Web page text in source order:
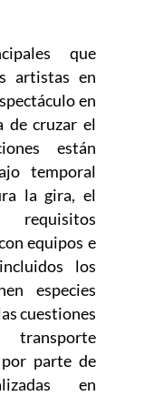
que
artistas en
en
de cruzar el
están
temporal
la gira, el
equipos e
los
especies
en nueva ventana
cuestiones
parte de
en